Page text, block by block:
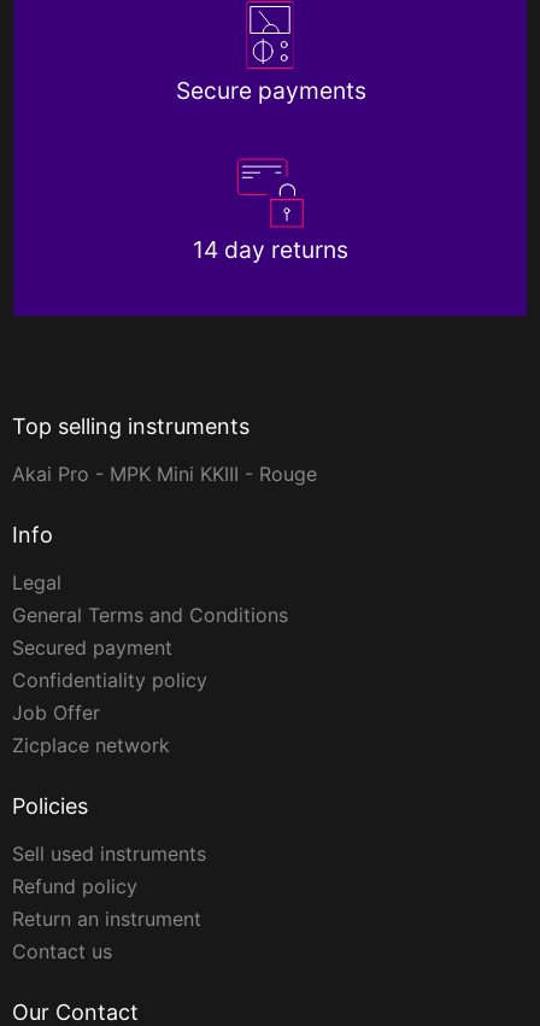
Secure payments
14 day returns
Top selling instruments
Akai Pro - MPK Mini KKIII - Rouge
Info
Legal
General Terms and Conditions
Secured payment
Confidentiality policy
Job Offer
Zicplace network
Policies
Sell used instruments
Refund policy
Return an instrument
Contact us
Our Contact